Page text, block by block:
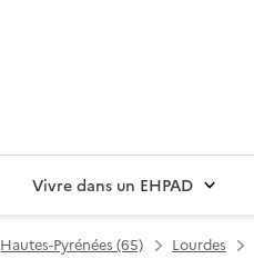
Vivre dans un EHPAD
Hautes-Pyrénées (65) Lourdes